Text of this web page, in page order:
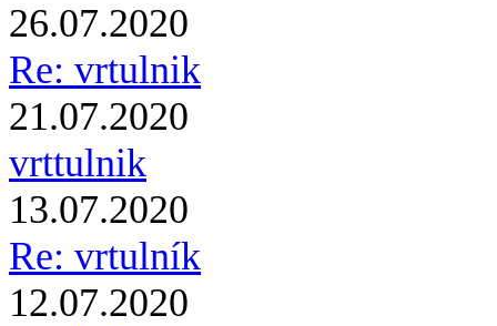
26.07.2020
Re: vrtulnik
21.07.2020
vrttulnik
13.07.2020
Re: vrtulník
12.07.2020